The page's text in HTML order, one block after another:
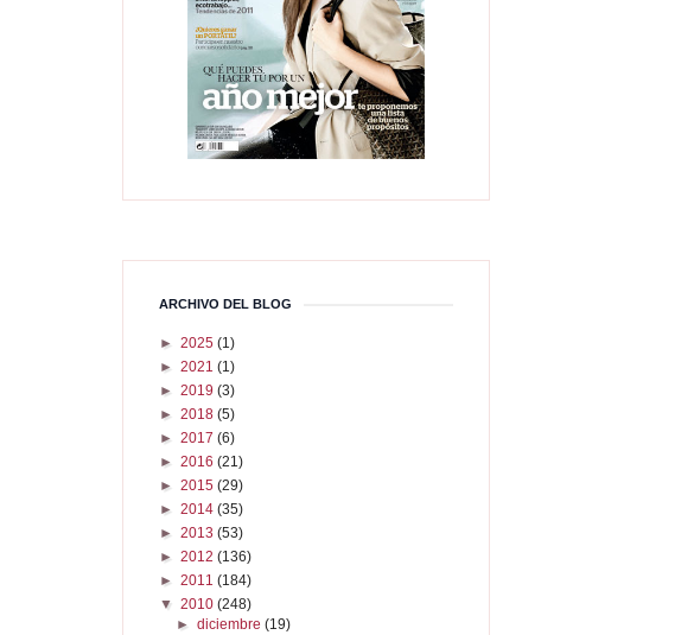
ARCHIVO DEL BLOG
► 2025 (1)
► 2021 (1)
► 2019 (3)
► 2018 (5)
► 2017 (6)
► 2016 (21)
► 2015 (29)
► 2014 (35)
► 2013 (53)
► 2012 (136)
► 2011 (184)
▼ 2010 (248)
►diciembre(19)